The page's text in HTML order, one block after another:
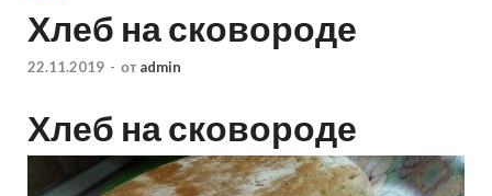
Хлеб на сковороде
22.11.2019 - от admin
Хлеб на сковороде